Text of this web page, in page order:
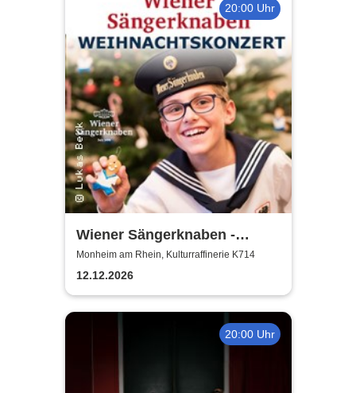
20:00 Uhr
Wiener Sängerknaben -
Weihnachtskonzert
Monheim am Rhein, Kulturraffinerie K714
12.12.2026
20:00 Uhr